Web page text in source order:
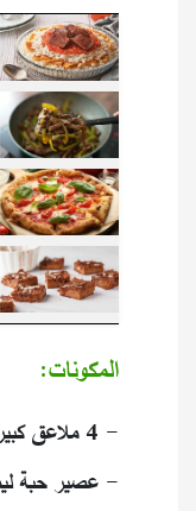
المكونات:
- 4 ملاعق كبيرة زيت الزيتون.
- عصير حبة